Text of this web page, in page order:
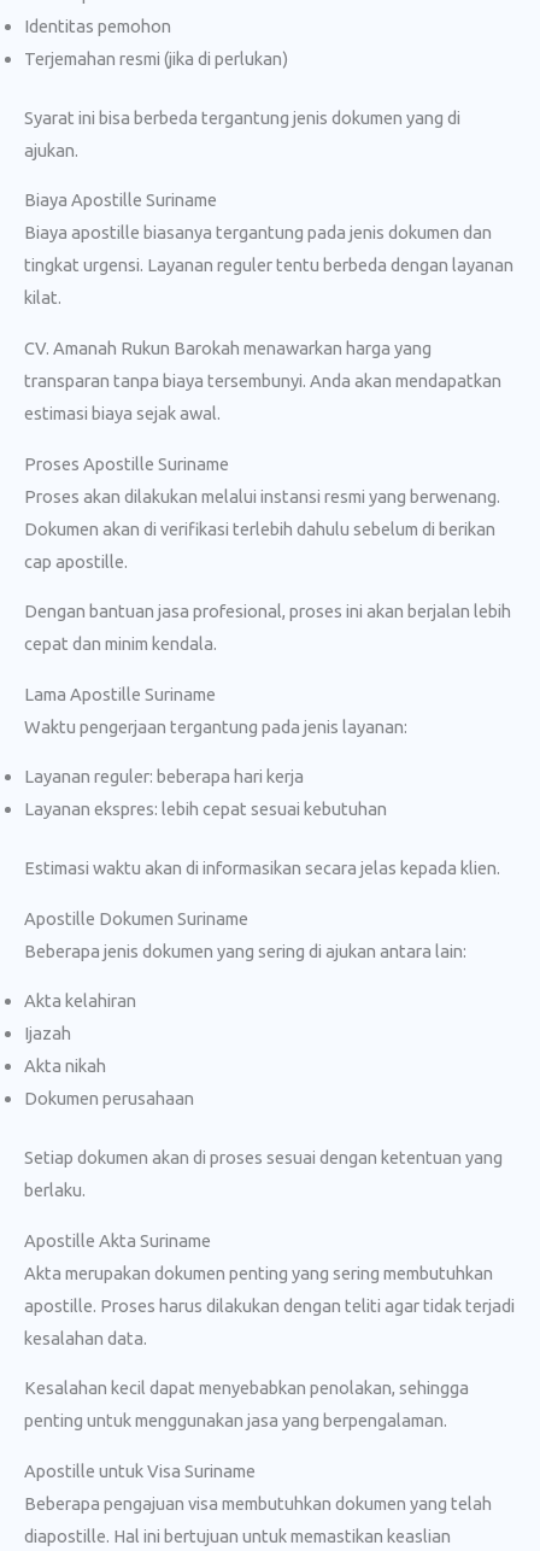
Identitas pemohon
Terjemahan resmi (jika di perlukan)
Syarat ini bisa berbeda tergantung jenis dokumen yang di
ajukan.
Biaya Apostille Suriname
Biaya apostille biasanya tergantung pada jenis dokumen dan
tingkat urgensi. Layanan reguler tentu berbeda dengan layanan
kilat.
CV. Amanah Rukun Barokah menawarkan harga yang
transparan tanpa biaya tersembunyi. Anda akan mendapatkan
estimasi biaya sejak awal.
Proses Apostille Suriname
Proses akan dilakukan melalui instansi resmi yang berwenang.
Dokumen akan di verifikasi terlebih dahulu sebelum di berikan
cap apostille.
Dengan bantuan jasa profesional, proses ini akan berjalan lebih
cepat dan minim kendala.
Lama Apostille Suriname
Waktu pengerjaan tergantung pada jenis layanan:
Layanan reguler: beberapa hari kerja
Layanan ekspres: lebih cepat sesuai kebutuhan
Estimasi waktu akan di informasikan secara jelas kepada klien.
Apostille Dokumen Suriname
Beberapa jenis dokumen yang sering di ajukan antara lain:
Akta kelahiran
Ijazah
Akta nikah
Dokumen perusahaan
Setiap dokumen akan di proses sesuai dengan ketentuan yang
berlaku.
Apostille Akta Suriname
Akta merupakan dokumen penting yang sering membutuhkan
apostille. Proses harus dilakukan dengan teliti agar tidak terjadi
kesalahan data.
Kesalahan kecil dapat menyebabkan penolakan, sehingga
penting untuk menggunakan jasa yang berpengalaman.
Apostille untuk Visa Suriname
Beberapa pengajuan visa membutuhkan dokumen yang telah
diapostille. Hal ini bertujuan untuk memastikan keaslian